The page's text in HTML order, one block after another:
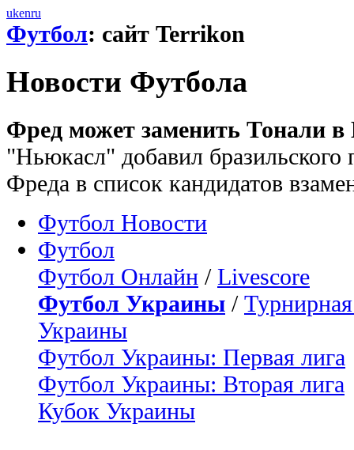
ukenru
Футбол: сайт Terrikon
Новости Футбола
Фред может заменить Тонали
"Ньюкасл" добавил
Фреда в список кандидатов
Футбол Новости
Футбол
Футбол Онлайн / Livescore
Футбол Украины /
Украины
Футбол Украины: Первая лига
Футбол Украины: Вторая лига
Кубок Украины